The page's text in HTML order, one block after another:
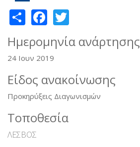
ShareFacebook
Ημερομηνία ανάρτησης
24 Ιουν 2019
Είδος ανακοίνωσης
Προκηρύξεις Διαγωνισμών
Τοποθεσία
ΛΕΣΒΟΣ